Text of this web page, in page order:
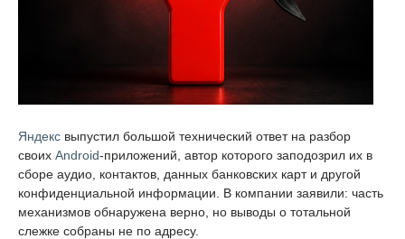
Яндекс выпустил большой технический ответ на разбор
своих Android-приложений, автор которого заподозрил их в
сборе аудио, контактов, данных банковских карт и другой
конфиденциальной информации. В компании заявили: часть
механизмов обнаружена верно, но выводы о тотальной
слежке собраны не по адресу.